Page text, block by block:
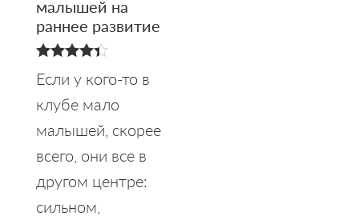
малышей на
раннее развитие
из 5
Если у кого-то в
клубе мало
малышей, скорее
всего, они все в
другом центре:
сильном,